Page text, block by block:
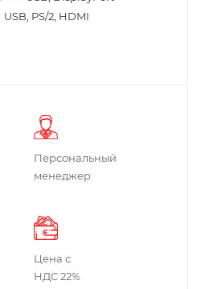
USB, PS/2, HDMI
Персональный
менеджер
Цена с
НДС 22%